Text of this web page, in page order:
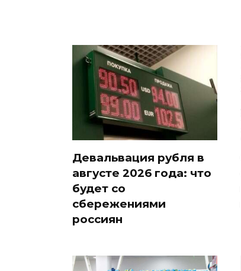
Девальвация рубля в
августе 2026 года: что
будет со
сбережениями
россиян